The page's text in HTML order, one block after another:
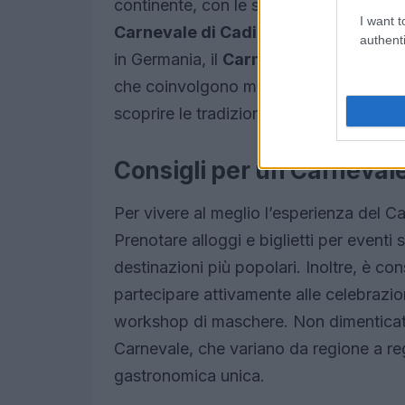
I want
continente, con le sue celebri
Carnevale di Cadice
si distingue per
in Germania, il Carnevale di Colonia
che coinvolgono migliaia di
scoprire le tradizioni locali e di
Consigli per un
Per vivere al meglio l’esperienza del
Prenotare alloggi e biglietti per
destinazioni più popolari. Inoltre, è
partecipare attivamente alle
workshop di maschere. Non
Carnevale, che variano da regione a
gastronomica unica.